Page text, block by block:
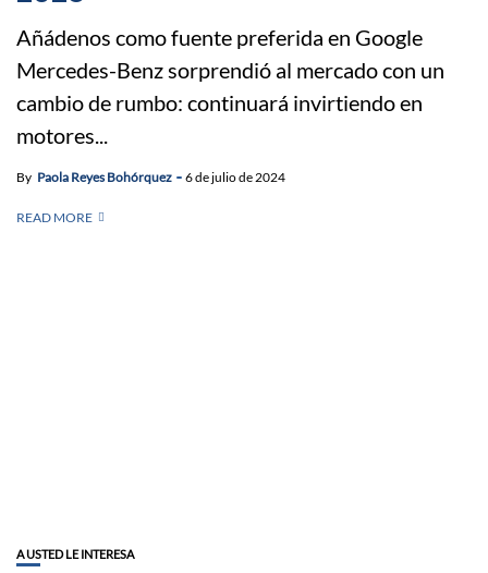
Añádenos como fuente preferida en Google
Mercedes-Benz sorprendió al mercado con un
cambio de rumbo: continuará invirtiendo en
motores...
By Paola Reyes Bohórquez 6 de julio de 2024
READ MORE
A USTED LE INTERESA